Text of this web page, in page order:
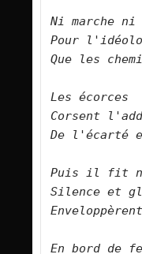
Ni marche
Pour
Que les
Les
Corsent
De
Puis il fit
Silence et
En bord de